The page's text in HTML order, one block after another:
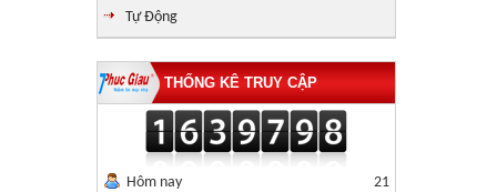
Tự Động
THỐNG KÊ TRUY CẬP
Hôm nay
21